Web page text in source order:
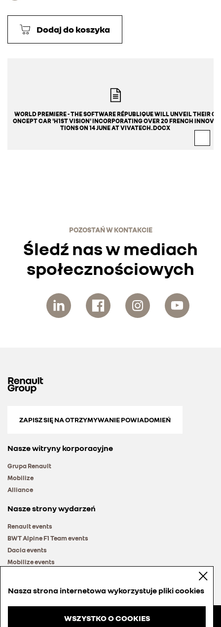
Dodaj do koszyka
WORLD PREMIERE - THE SOFTWARE RÉPUBLIQUE WILL UNVEIL THEIR C
ONCEPT CAR 'H1ST VISION' INCORPORATING OVER 20 FRENCH INNOVA
TIONS ON 14 JUNE AT VIVATECH.DOCX
POZOSTAŃ W KONTAKCIE
Śledź nas w mediach
społecznościowych
ZAPISZ SIĘ NA OTRZYMYWANIE POWIADOMIEŃ
Nasze witryny korporacyjne
Grupa Renault
Mobilize
Alliance
Nasze strony wydarzeń
Renault events
BWT Alpine F1 Team events
Dacia events
Mobilize events
© Groupe Renault 2026
Nasza strona internetowa wykorzystuje pliki cookies
WSZYSTKO O COOKIES